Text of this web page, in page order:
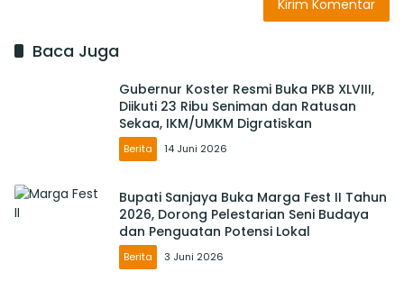
Baca Juga
Gubernur Koster Resmi Buka PKB XLVIII,
Diikuti 23 Ribu Seniman dan Ratusan
Sekaa, IKM/UMKM Digratiskan
Berita 14 Juni 2026
Bupati Sanjaya Buka Marga Fest II Tahun
2026, Dorong Pelestarian Seni Budaya
dan Penguatan Potensi Lokal
Berita 3 Juni 2026